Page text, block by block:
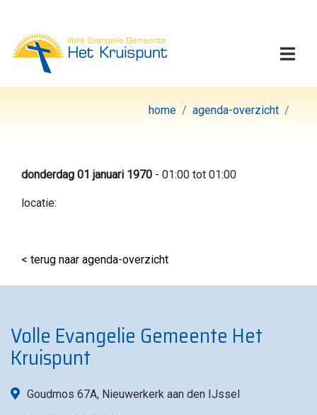
Volle Evangelie
home agenda-overzicht
donderdag 01 januari 1970 - 01:00 tot 01:00
locatie:
< terug naar agenda-overzicht
Volle Evangelie Gemeente Het
Kruispunt
Goudmos 67A, Nieuwerkerk aan den IJssel